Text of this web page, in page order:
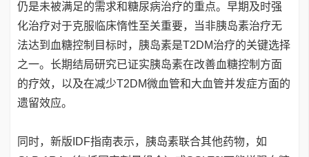
仍是未被满足的需求和糖尿病治疗的重点。早期及时强
化治疗对于克服临床惰性至关重要，当非胰岛素治疗无
法达到血糖控制目标时，胰岛素是T2DM治疗的关键选择
之一。长期结局研究已证实胰岛素在改善血糖控制方面
的疗效，以及在减少T2DM微血管和大血管并发症方面的
遗留效应。
同时，新版IDF指南表示，胰岛素联合其他药物，如